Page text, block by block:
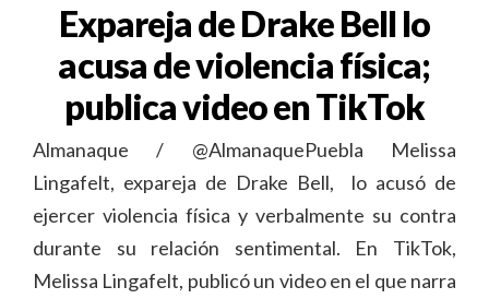
Expareja de Drake Bell lo
acusa de violencia física;
publica video en TikTok
Almanaque / @AlmanaquePuebla Melissa
Lingafelt, expareja de Drake Bell, lo acusó de
ejercer violencia física y verbalmente su contra
durante su relación sentimental. En TikTok,
Melissa Lingafelt, publicó un video en el que narra